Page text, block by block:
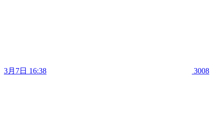
3月7日 16:38 3008